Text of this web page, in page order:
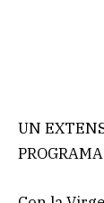
UN
PROGRAMA